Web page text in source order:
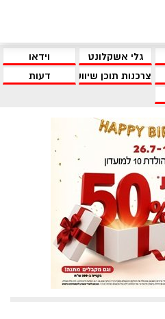
גלי אשקלונט
וידאו
צרכנות תוכן שיווקי
דעות